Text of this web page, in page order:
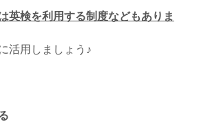
英検を利用する制度などもありま
活用しましょう♪